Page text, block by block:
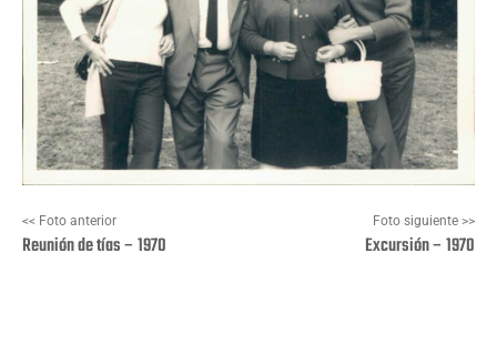
<< Foto anterior
Reunión de tías – 1970
Foto siguiente >>
Excursión – 1970